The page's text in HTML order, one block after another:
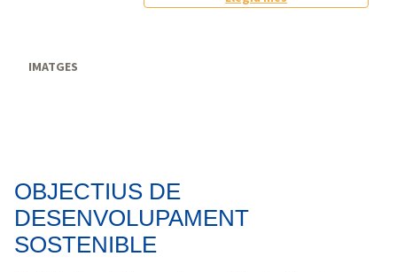
de llocs de treball, ampliació de serveis,
100% Implementació
IMATGES
OBJECTIUS DE
DESENVOLUPAMENT
SOSTENIBLE